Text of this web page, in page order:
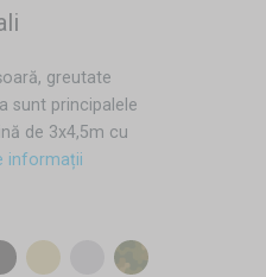
greutate
sunt principalele
de 3x4,5m cu
informații